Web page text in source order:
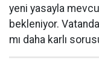
yeni yasayla
bekleniyor.
mı daha karlı